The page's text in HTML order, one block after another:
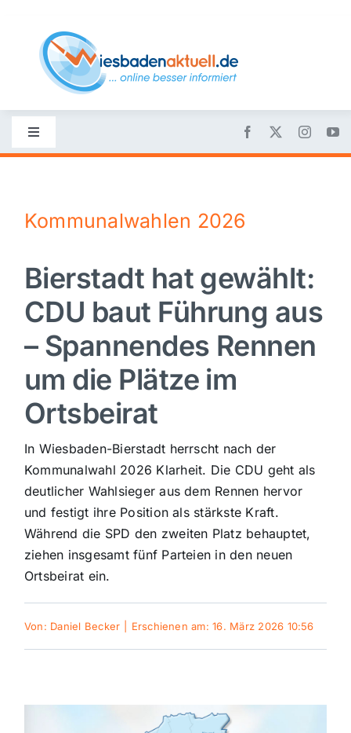
content
Toggle
Navigation
Nachrichten
Politik
Wirtschaft
Sport
Panorama
Mein Stadtteil
Kommunalwahlen 2026
Bierstadt hat gewählt:
CDU baut Führung aus
– Spannendes Rennen
um die Plätze im
Ortsbeirat
In Wiesbaden-Bierstadt herrscht nach der
Kommunalwahl 2026 Klarheit. Die CDU geht als
deutlicher Wahlsieger aus dem Rennen hervor
und festigt ihre Position als stärkste Kraft.
Während die SPD den zweiten Platz behauptet,
ziehen insgesamt fünf Parteien in den neuen
Ortsbeirat ein.
Von: Daniel Becker Erschienen am: 16. März 2026 10:56